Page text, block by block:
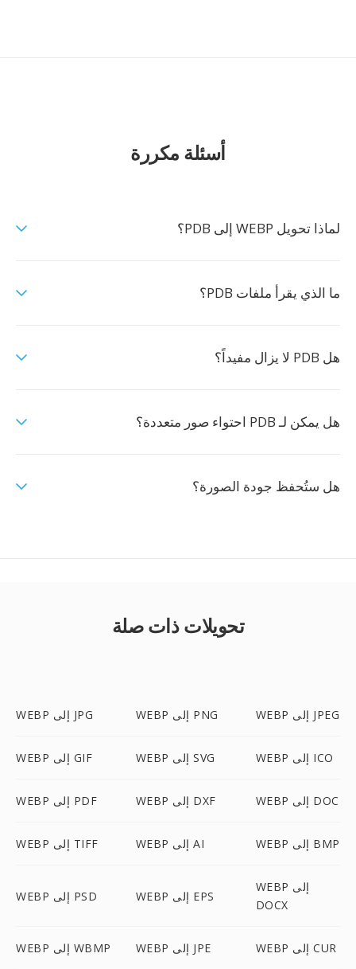
أسئلة مكررة
لماذا تحويل WEBP إلى PDB؟
ما الذي يقرأ ملفات PDB؟
هل PDB لا يزال مفيداً؟
هل يمكن لـ PDB احتواء صور متعددة؟
هل ستُحفظ جودة الصورة؟
تحويلات ذات صلة
WEBP إلى JPG WEBP إلى PNG WEBP إلى JPEG
WEBP إلى GIF WEBP إلى SVG WEBP إلى ICO
WEBP إلى PDF WEBP إلى DXF WEBP إلى DOC
WEBP إلى TIFF WEBP إلى AI WEBP إلى BMP
WEBP إلى PSD WEBP إلى EPS
WEBP إلى
DOCX
WEBP إلى WBMP WEBP إلى JPE WEBP إلى CUR